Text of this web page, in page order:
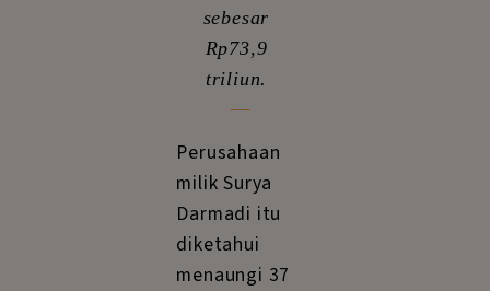
sebesar
Rp73,9
triliun.
_
Perusahaan
milik Surya
Darmadi itu
diketahui
menaungi 37